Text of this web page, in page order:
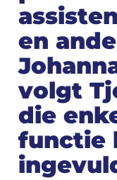
en
volgt
die
functie